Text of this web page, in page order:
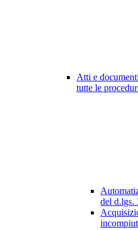
Atti e
tutte le
del d.lgs.